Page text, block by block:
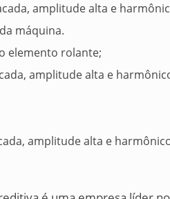
amplitude alta e
máquina.
elemento rolante;
amplitude alta e
amplitude alta e